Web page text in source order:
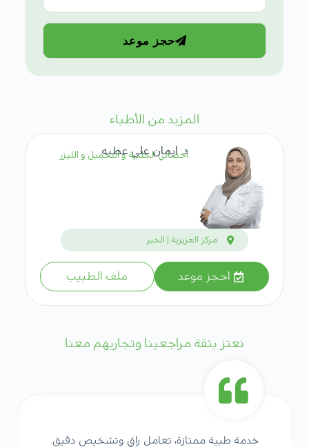
حجز موعد
المزيد من الأطباء
د. ايمان علي عطيه
أخصائي الجلدية و التجميل و الليزر
مركز العزيزية | الخبر
احجز موعد ملف الطبيب
نعتز بثقة مراجعينا وتجاربهم معنا
خدمة طبية ممتازة، تعامل راقٍ وتشخيص دقيق.